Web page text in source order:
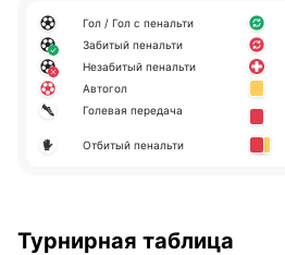
Гол / Гол с пенальти
Забитый пенальти
Незабитый пенальти
Автогол
Голевая передача
Отбитый пенальти
Турнирная таблица